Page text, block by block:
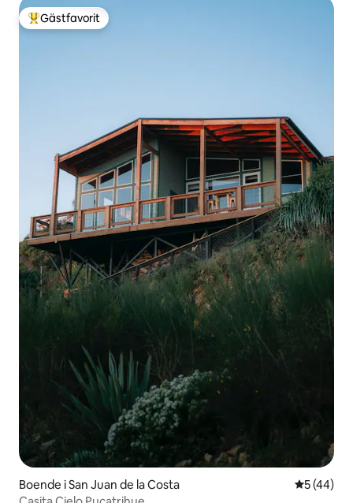
Populär gästfavorit
Gästfavorit
Boende i San Juan de la Costa 5 av 5 i
5 (44)